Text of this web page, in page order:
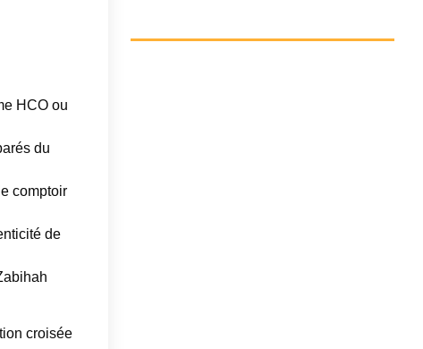
HCO ou
du
comptoir
de
croisée